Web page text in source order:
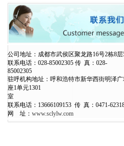
公司地址：成都市武侯区聚龙路16号2栋8层
联系电话：028-85002305 传 真：028-
驻呼机构地址：呼和浩特市新华西街明泽
座1单元1301
联系电话：13666109153 传 真：0471-
网 址： www.sclylw.com